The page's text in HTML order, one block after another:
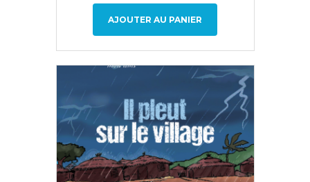
AJOUTER AU PANIER